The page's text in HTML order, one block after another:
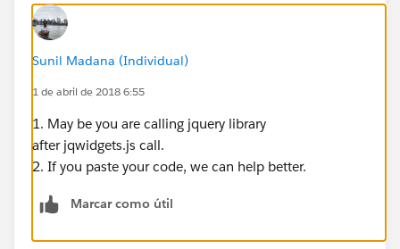
Sunil Madana (Individual)
1 de abril de 2018 6:55
1. May be you are calling jquery library
after jqwidgets.js call.
2. If you paste your code, we can help better.
Marcar como útil